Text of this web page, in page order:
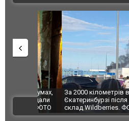
За 2000 кілометрів від
Єкатеринбурзі після атаки
склад Wildberries. ФОТО.
ВІДЕО